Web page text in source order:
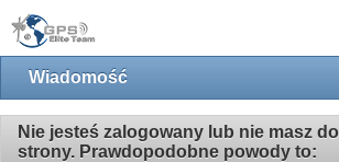
Wiadomość
Nie jesteś zalogowany lub nie masz
strony. Prawdopodobne powody to: